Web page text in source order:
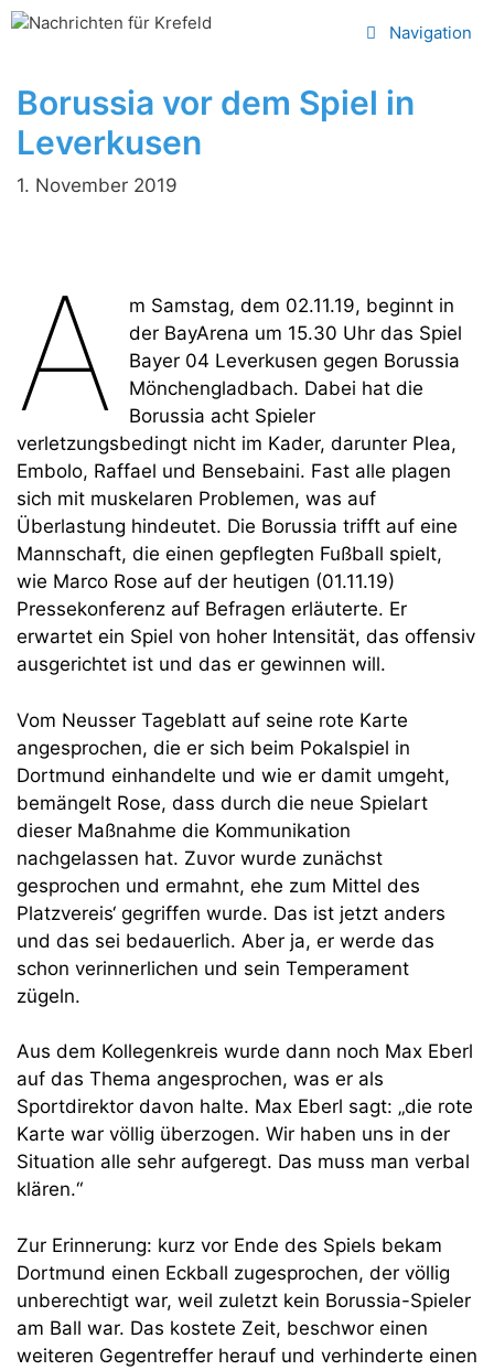
Zum
Navigation
Borussia vor dem Spiel in
Leverkusen
1. November 2019
A
m Samstag, dem 02.11.19, beginnt in
der BayArena um 15.30 Uhr das Spiel
Bayer 04 Leverkusen gegen Borussia
Mönchengladbach. Dabei hat die
Borussia acht Spieler
verletzungsbedingt nicht im Kader, darunter Plea,
Embolo, Raffael und Bensebaini. Fast alle plagen
sich mit muskelaren Problemen, was auf
Überlastung hindeutet. Die Borussia trifft auf eine
Mannschaft, die einen gepflegten Fußball spielt,
wie Marco Rose auf der heutigen (01.11.19)
Pressekonferenz auf Befragen erläuterte. Er
erwartet ein Spiel von hoher Intensität, das offensiv
ausgerichtet ist und das er gewinnen will.
Vom Neusser Tageblatt auf seine rote Karte
angesprochen, die er sich beim Pokalspiel in
Dortmund einhandelte und wie er damit umgeht,
bemängelt Rose, dass durch die neue Spielart
dieser Maßnahme die Kommunikation
nachgelassen hat. Zuvor wurde zunächst
gesprochen und ermahnt, ehe zum Mittel des
Platzvereis‘ gegriffen wurde. Das ist jetzt anders
und das sei bedauerlich. Aber ja, er werde das
schon verinnerlichen und sein Temperament
zügeln.
Aus dem Kollegenkreis wurde dann noch Max Eberl
auf das Thema angesprochen, was er als
Sportdirektor davon halte. Max Eberl sagt: „die rote
Karte war völlig überzogen. Wir haben uns in der
Situation alle sehr aufgeregt. Das muss man verbal
klären.“
Zur Erinnerung: kurz vor Ende des Spiels bekam
Dortmund einen Eckball zugesprochen, der völlig
unberechtigt war, weil zuletzt kein Borussia-Spieler
am Ball war. Das kostete Zeit, beschwor einen
weiteren Gegentreffer herauf und verhinderte einen